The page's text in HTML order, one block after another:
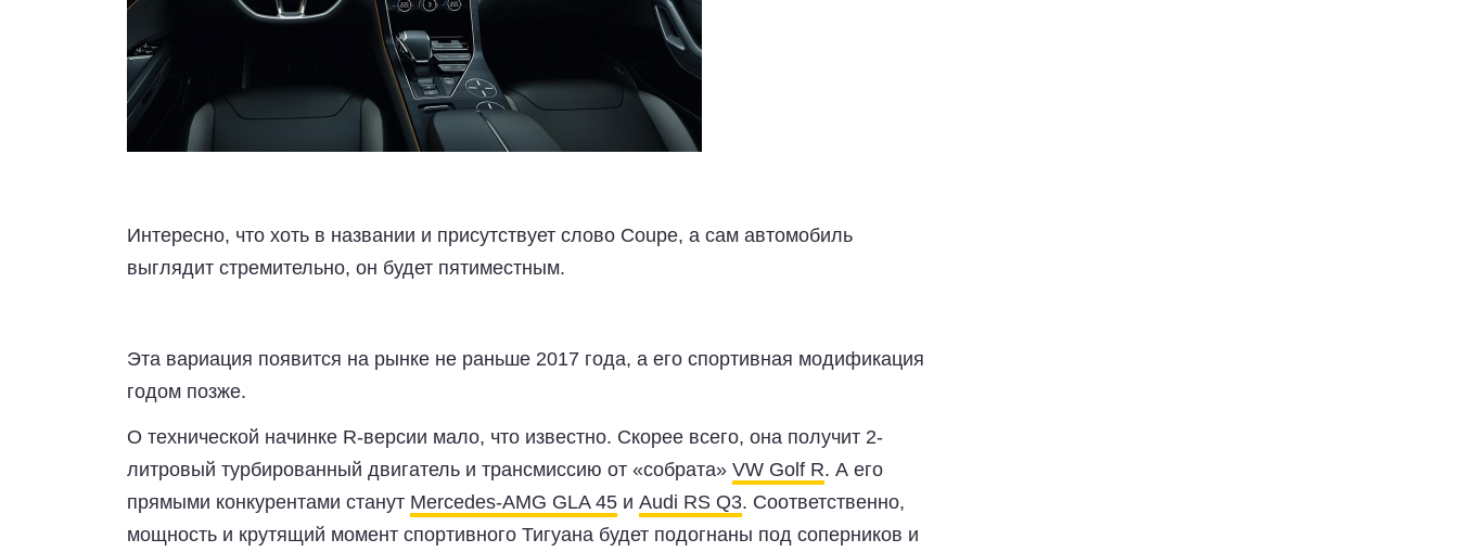
Интересно, что хоть в названии и присутствует слово Coupe, а сам автомобиль
выглядит стремительно, он будет пятиместным.
Эта вариация появится на рынке не раньше 2017 года, а его спортивная модификация
годом позже.
О технической начинке R-версии мало, что известно. Скорее всего, она получит 2-
литровый турбированный двигатель и трансмиссию от «собрата» VW Golf R. А его
прямыми конкурентами станут Mercedes-AMG GLA 45 и Audi RS Q3. Соответственно,
мощность и крутящий момент спортивного Тигуана будет подогнаны под соперников и